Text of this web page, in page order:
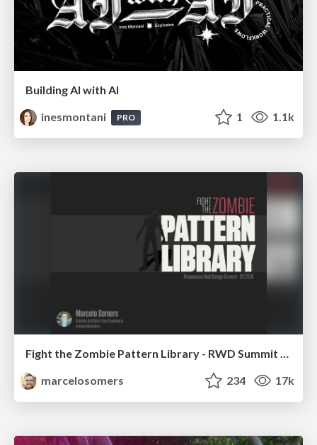
Building AI with AI
inesmontani
PRO 1 1.1k
Fight the Zombie Pattern Library - RWD Summit 2016
marcelosomers
234 17k